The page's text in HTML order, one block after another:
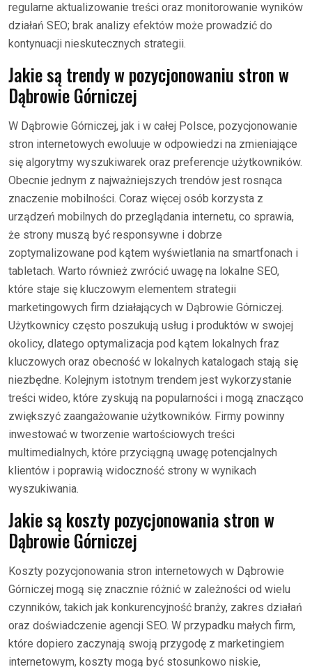
regularne aktualizowanie treści oraz monitorowanie wyników
działań SEO; brak analizy efektów może prowadzić do
kontynuacji nieskutecznych strategii.
Jakie są trendy w pozycjonowaniu stron w
Dąbrowie Górniczej
W Dąbrowie Górniczej, jak i w całej Polsce, pozycjonowanie
stron internetowych ewoluuje w odpowiedzi na zmieniające
się algorytmy wyszukiwarek oraz preferencje użytkowników.
Obecnie jednym z najważniejszych trendów jest rosnąca
znaczenie mobilności. Coraz więcej osób korzysta z
urządzeń mobilnych do przeglądania internetu, co sprawia,
że strony muszą być responsywne i dobrze
zoptymalizowane pod kątem wyświetlania na smartfonach i
tabletach. Warto również zwrócić uwagę na lokalne SEO,
które staje się kluczowym elementem strategii
marketingowych firm działających w Dąbrowie Górniczej.
Użytkownicy często poszukują usług i produktów w swojej
okolicy, dlatego optymalizacja pod kątem lokalnych fraz
kluczowych oraz obecność w lokalnych katalogach stają się
niezbędne. Kolejnym istotnym trendem jest wykorzystanie
treści wideo, które zyskują na popularności i mogą znacząco
zwiększyć zaangażowanie użytkowników. Firmy powinny
inwestować w tworzenie wartościowych treści
multimedialnych, które przyciągną uwagę potencjalnych
klientów i poprawią widoczność strony w wynikach
wyszukiwania.
Jakie są koszty pozycjonowania stron w
Dąbrowie Górniczej
Koszty pozycjonowania stron internetowych w Dąbrowie
Górniczej mogą się znacznie różnić w zależności od wielu
czynników, takich jak konkurencyjność branży, zakres działań
oraz doświadczenie agencji SEO. W przypadku małych firm,
które dopiero zaczynają swoją przygodę z marketingiem
internetowym, koszty mogą być stosunkowo niskie,